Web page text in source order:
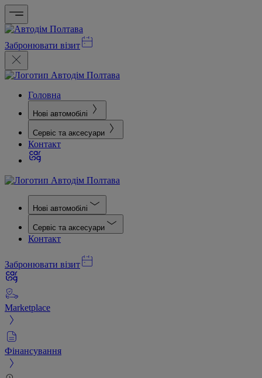
Забронювати візит
Головна
Нові автомобілі
Сервіс та аксесуари
Контакт
Нові автомобілі
Сервіс та аксесуари
Контакт
Забронювати візит
Marketplace
Фінансування